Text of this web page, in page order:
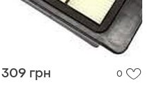
309 грн 0